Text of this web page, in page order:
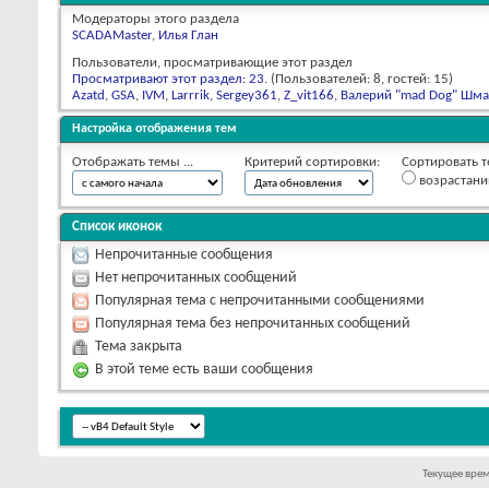
Модераторы этого раздела
SCADAMaster, Илья Глан
Пользователи, просматривающие этот раздел
Просматривают этот раздел: 23. (Пользователей: 8, гостей: 15)
Azatd , GSA, IVM , Larrrik, Sergey361, Z_vit166, Валерий "mad Dog"
Настройка отображения тем
Отображать темы ... Критерий сортировки:
Сортировать
Список иконок
Непрочитанные сообщения
Нет непрочитанных сообщений
Популярная тема с непрочитанными сообщениями
Популярная тема без непрочитанных сообщений
Тема закрыта
В этой теме есть ваши сообщения
Текущее